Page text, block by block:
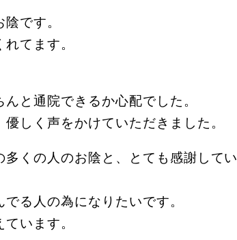
です。
てます。
と通院できるか心配でした。
しく声をかけていただきました。
くの人のお陰と、とても感謝してい
る人の為になりたいです。
います。